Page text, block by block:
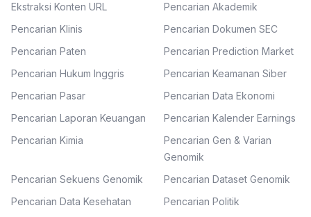
Ekstraksi Konten URL
Pencarian Akademik
Pencarian Klinis
Pencarian Dokumen SEC
Pencarian Paten
Pencarian Prediction Market
Pencarian Hukum Inggris
Pencarian Keamanan Siber
Pencarian Pasar
Pencarian Data Ekonomi
Pencarian Laporan Keuangan
Pencarian Kalender Earnings
Pencarian Kimia
Pencarian Gen & Varian
Genomik
Pencarian Sekuens Genomik
Pencarian Dataset Genomik
Pencarian Data Kesehatan
Pencarian Politik